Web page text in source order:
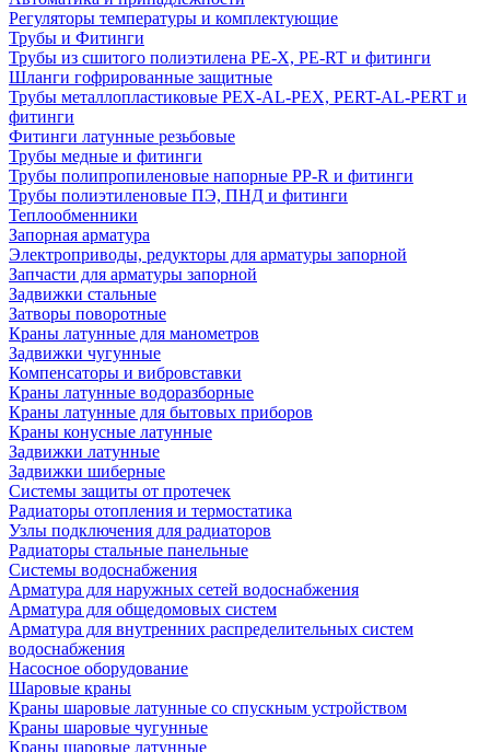
Регуляторы температуры и комплектующие
Трубы и Фитинги
Трубы из сшитого полиэтилена PE-X, PE-RT и фитинги
Шланги гофрированные защитные
Трубы металлопластиковые PEX-AL-PEX, PERT-AL-PERT и
фитинги
Фитинги латунные резьбовые
Трубы медные и фитинги
Трубы полипропиленовые напорные PP-R и фитинги
Трубы полиэтиленовые ПЭ, ПНД и фитинги
Теплообменники
Запорная арматура
Электроприводы, редукторы для арматуры запорной
Запчасти для арматуры запорной
Задвижки стальные
Затворы поворотные
Краны латунные для манометров
Задвижки чугунные
Компенсаторы и вибровставки
Краны латунные водоразборные
Краны латунные для бытовых приборов
Краны конусные латунные
Задвижки латунные
Задвижки шиберные
Системы защиты от протечек
Радиаторы отопления и термостатика
Узлы подключения для радиаторов
Радиаторы стальные панельные
Системы водоснабжения
Арматура для наружных сетей водоснабжения
Арматура для общедомовых систем
Арматура для внутренних распределительных систем
водоснабжения
Насосное оборудование
Шаровые краны
Краны шаровые латунные со спускным устройством
Краны шаровые чугунные
Краны шаровые латунные